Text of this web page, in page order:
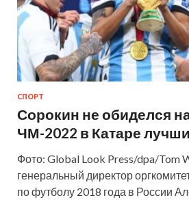
СПОРТ
Сорокин не обиделся
ЧМ-2022 в Катаре
Фото: Global Look Press/dpa/Tom
генеральный директор
по футболу 2018 года в России